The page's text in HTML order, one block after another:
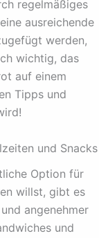
regelmäßiges
ausreichende
werden,
wichtig, das
auf einem
Tipps und
und Snacks
Option für
willst, gibt es
angenehmer
und